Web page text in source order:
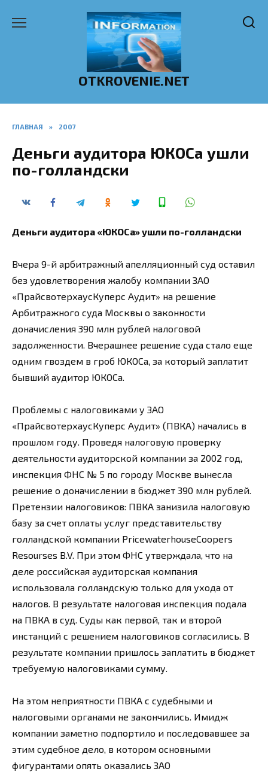
OTKROVENIE.NET
ГЛАВНАЯ » 2007
Деньги аудитора ЮКОСа ушли
по-голландски
Деньги аудитора «ЮКОСа» ушли по-голландски
Вчера 9-й арбитражный апелляционный суд оставил
без удовлетворения жалобу компании ЗАО
«ПрайсвотерхаусКуперс Аудит» на решение
Арбитражного суда Москвы о законности
доначисления 390 млн рублей налоговой
задолженности. Вчерашнее решение суда стало еще
одним гвоздем в гроб ЮКОСа, за который заплатит
бывший аудитор ЮКОСа.
Проблемы с налоговиками у ЗАО
«ПрайсвотерхаусКуперс Аудит» (ПВКА) начались в
прошлом году. Проведя налоговую проверку
деятельности аудиторской компании за 2002 год,
инспекция ФНС № 5 по городу Москве вынесла
решение о доначислении в бюджет 390 млн рублей.
Претензии налоговиков: ПВКА занизила налоговую
базу за счет оплаты услуг представительству
голландской компании PricewaterhouseCoopers
Resourses B.V. При этом ФНС утверждала, что на
деле российская аудиторская компания
использовала голландскую только для ухода от
налогов. В результате налоговая инспекция подала
на ПВКА в суд. Суды как первой, так и второй
инстанций с решением налоговиков согласились. В
результате компании пришлось заплатить в бюджет
требуемую налоговиками сумму.
На этом неприятности ПВКА с судебными и
налоговыми органами не закончились. Имидж
компании заметно подпортило и последовавшее за
этим судебное дело, в котором основными
фигурантами опять оказались ЗАО